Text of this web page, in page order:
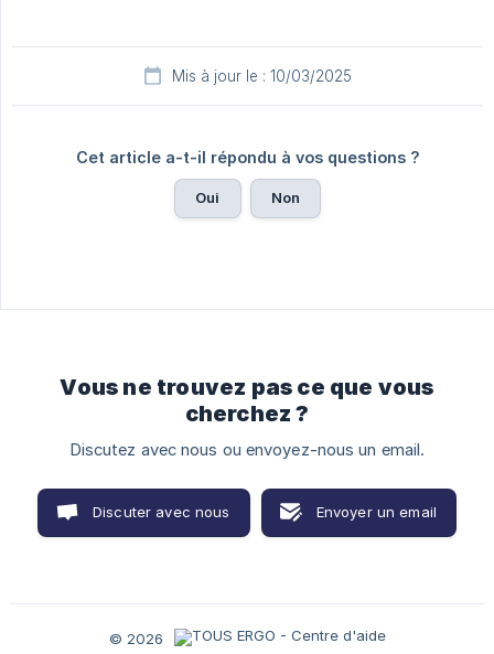
Mis à jour le : 10/03/2025
Cet article a-t-il répondu à vos questions ?
Oui Non
Vous ne trouvez pas ce que vous
cherchez ?
Discutez avec nous ou envoyez-nous un email.
Discuter avec nous Envoyer un email
© 2026